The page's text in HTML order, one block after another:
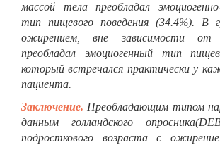
массой тела преобладал
тип пищевого поведения (34.4%). В
ожирением, вне зависимости от
преобладал эмоциогенный тип
который встречался практически у
пациента.
Заключение. Преобладающим типом
данным голландского
подросткового возраста с